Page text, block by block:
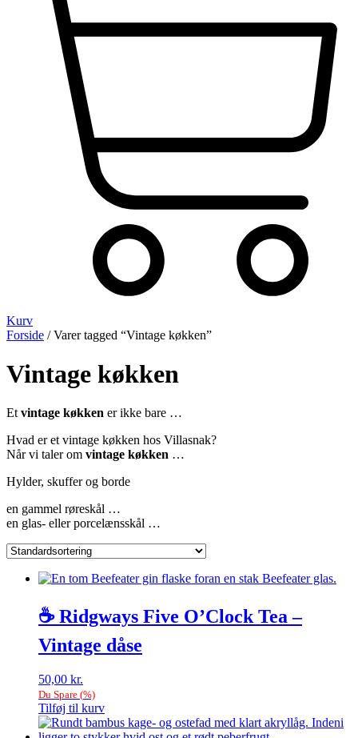
Kurv
Forside / Varer tagged “Vintage køkken”
Vintage køkken
Etvintage køkken er ikke bare …
Hvad er et vintage køkken hos Villasnak?
Når vi taler om vintage køkken …
Hylder, skuffer og borde
en gammel røreskål …
en glas- eller porcelænsskål …
☕ Ridgways Five O’Clock Tea –
Vintage dåse
50,00 kr.
Du Spare (%)
Tilføj til kurv